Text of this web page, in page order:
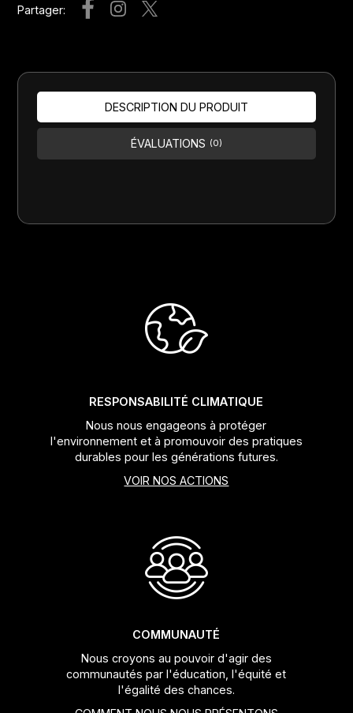
Partager:
DESCRIPTION DU PRODUIT
ÉVALUATIONS (0)
RESPONSABILITÉ CLIMATIQUE
Nous nous engageons à protéger
l'environnement et à promouvoir des pratiques
durables pour les générations futures.
VOIR NOS ACTIONS
COMMUNAUTÉ
Nous croyons au pouvoir d'agir des
communautés par l'éducation, l'équité et
l'égalité des chances.